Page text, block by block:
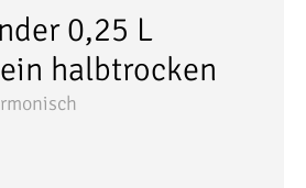
0,25 L
halbtrocken